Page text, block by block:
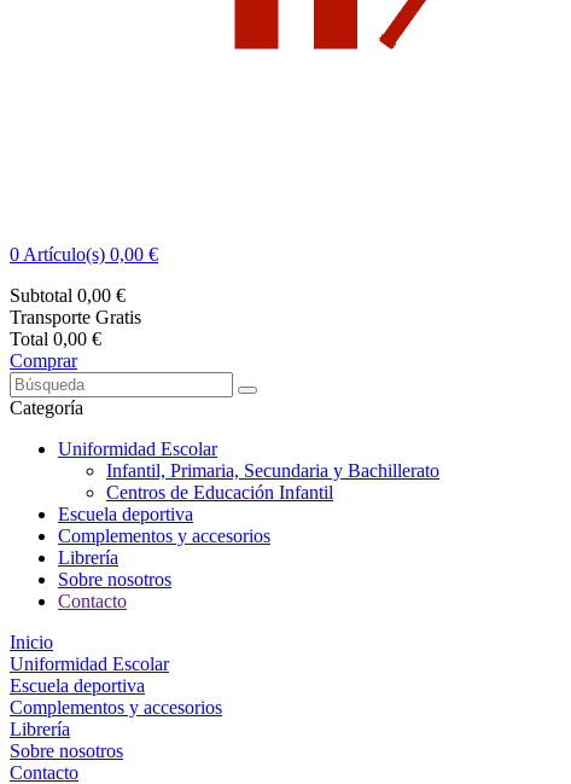
0 Artículo(s) 0,00 €
Subtotal 0,00 €
Transporte Gratis
Total 0,00 €
Comprar
Categoría
Uniformidad Escolar
Infantil, Primaria, Secundaria y Bachillerato
Centros de Educación Infantil
Escuela deportiva
Complementos y accesorios
Librería
Sobre nosotros
Contacto
Inicio
Uniformidad Escolar
Escuela deportiva
Complementos y accesorios
Librería
Sobre nosotros
Contacto